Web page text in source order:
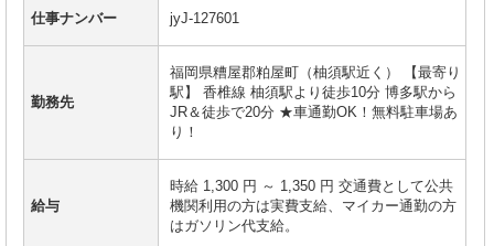
仕事ナンバー jyJ-127601
勤務先
福岡県糟屋郡粕屋町（柚須駅近く） 【最寄り
駅】 香椎線 柚須駅より徒歩10分 博多駅から
JR＆徒歩で20分 ★車通勤OK！無料駐車場あ
り！
給与
時給 1,300 円 ～ 1,350 円 交通費として公共
機関利用の方は実費支給、マイカー通勤の方
はガソリン代支給。